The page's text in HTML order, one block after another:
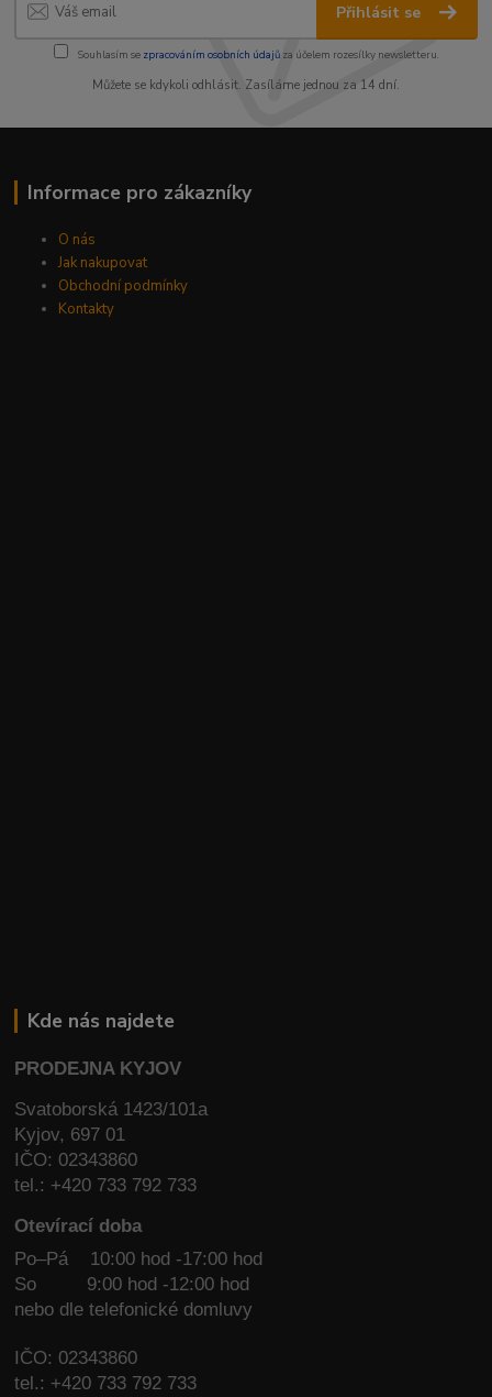
Přihlásit se
Souhlasím se zpracováním osobních údajůza účelem rozesílky newsletteru.
Můžete se kdykoli odhlásit. Zasíláme jednou za 14 dní.
Informace pro zákazníky
O nás
Jak nakupovat
Obchodní podmínky
Kontakty
Kde nás najdete
PRODEJNA KYJOV
Svatoborská 1423/101a
Kyjov, 697 01
IČO: 02343860
tel.: +420 733 792 733
Otevírací doba
Po–Pá 10:00 hod -17:00 hod
So
9:00 hod -12:00 hod
nebo dle telefonické domluvy
IČO: 02343860
tel.: +420 733 792 733